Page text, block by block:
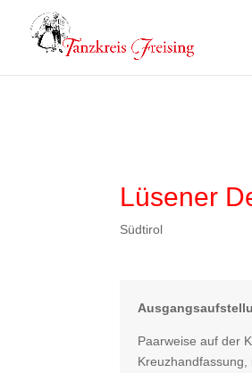
Lüsener
Südtirol
Paarweise auf der